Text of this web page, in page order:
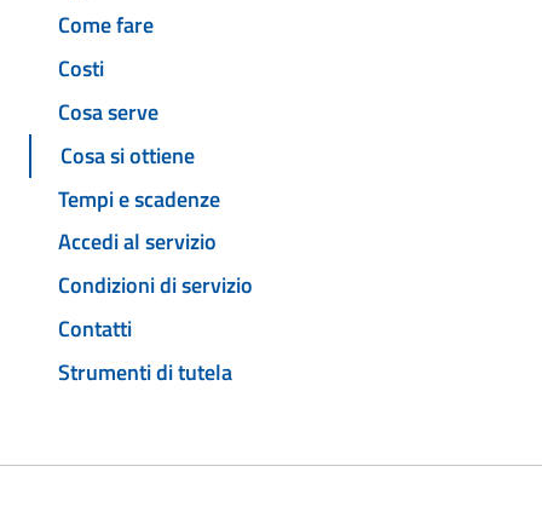
Come fare
Costi
Cosa serve
Cosa si ottiene
Tempi e scadenze
Accedi al servizio
Condizioni di servizio
Contatti
Strumenti di tutela